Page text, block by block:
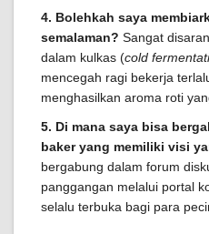
4. Bolehkah saya
semalaman? Sangat
dalam kulkas (cold
mencegah ragi bekerja
menghasilkan aroma roti
5. Di mana saya bisa
baker yang memiliki visi
bergabung dalam forum
panggangan melalui portal
selalu terbuka bagi para